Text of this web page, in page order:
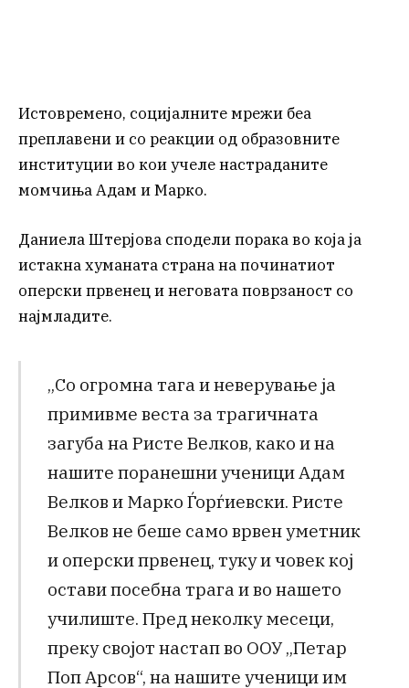
Истовремено, социјалните мрежи беа
преплавени и со реакции од образовните
институции во кои учеле настраданите
момчиња Адам и Марко.
Даниела Штерјова сподели порака во која ја
истакна хуманата страна на починатиот
оперски првенец и неговата поврзаност со
најмладите.
„Со огромна тага и неверување ја
примивме веста за трагичната
загуба на Ристе Велков, како и на
нашите поранешни ученици Адам
Велков и Марко Ѓорѓиевски. Ристе
Велков не беше само врвен уметник
и оперски првенец, туку и човек кој
остави посебна трага и во нашето
училиште. Пред неколку месеци,
преку својот настап во ООУ „Петар
Поп Арсов“, на нашите ученици им